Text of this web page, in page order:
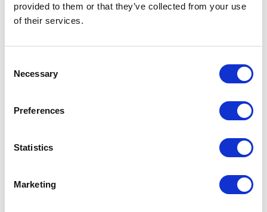
provided to them or that they’ve collected from your use
of their services.
Selection
Necessary
Preferences
Statistics
Marketing
Struttura 303 bronzo, pannello porta 154 similpelle argilla